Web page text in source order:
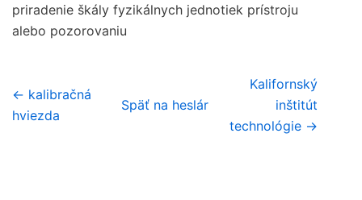
priradenie škály fyzikálnych jednotiek prístroju
alebo pozorovaniu
← kalibračná
hviezda
Späť na heslár
Kalifornský
inštitút
technológie →